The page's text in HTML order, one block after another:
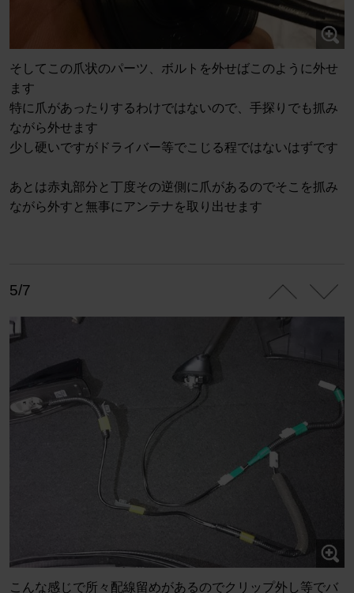
そしてこの爪状のパーツ、ボルトを外せばこのように外せ
ます
特に爪があったりするわけではないので、手探りでも抓み
ながら外せます
少し硬いですがドライバー等でこじる程ではないはずです
あとは赤丸部分と丁度その逆側に爪があるのでそこを抓み
ながら外すと無事にアンテナを取り出せます
5/7
こんな感じで所々配線留めがあるのでクリップ外し等でバ